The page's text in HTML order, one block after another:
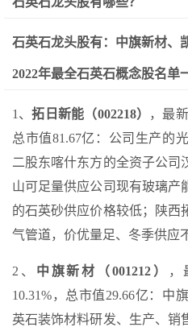
石英石龙头股有：中旗新材、
2022年最全石英石概念股名单
1、拓日新能（002218）
，最
总市值81.67亿：公司生产的
二股东喀什东方的全资子公司
山可足量供应公司现有玻璃产
的石英砂供应价格较低；陕西
气管道，价优量足、冬季供应
2、 中旗新材（001212）
，
10.31%，总市值29.66亿：中
英石装饰材料研发、生产、销